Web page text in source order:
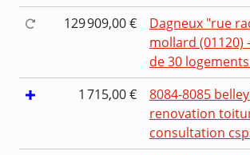
129 909,00 €
Dagneux "rue
mollard
de 30
1 715,00 €
8084-8085
renovation
consultation